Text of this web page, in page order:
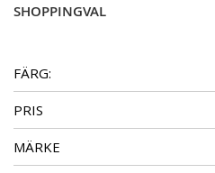
SHOPPINGVAL
FÄRG:
PRIS
MÄRKE